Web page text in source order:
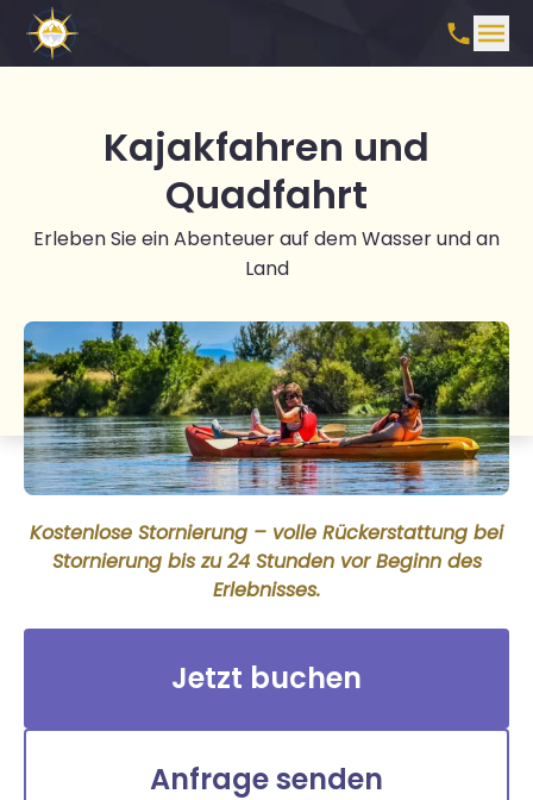
Kajakfahren und
Quadfahrt
Erleben Sie ein Abenteuer auf dem Wasser und an
Land
Kostenlose Stornierung – volle Rückerstattung bei
Stornierung bis zu 24 Stunden vor Beginn des
Erlebnisses.
Jetzt buchen
Anfrage senden